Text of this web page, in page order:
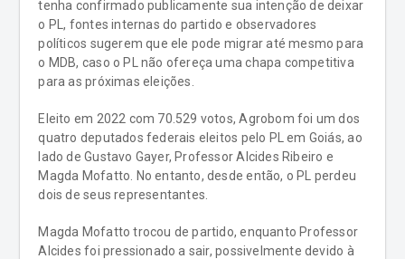
tenha confirmado publicamente sua intenção de deixar
o PL, fontes internas do partido e observadores
políticos sugerem que ele pode migrar até mesmo para
o MDB, caso o PL não ofereça uma chapa competitiva
para as próximas eleições.
Eleito em 2022 com 70.529 votos, Agrobom foi um dos
quatro deputados federais eleitos pelo PL em Goiás, ao
lado de Gustavo Gayer, Professor Alcides Ribeiro e
Magda Mofatto. No entanto, desde então, o PL perdeu
dois de seus representantes.
Magda Mofatto trocou de partido, enquanto Professor
Alcides foi pressionado a sair, possivelmente devido à